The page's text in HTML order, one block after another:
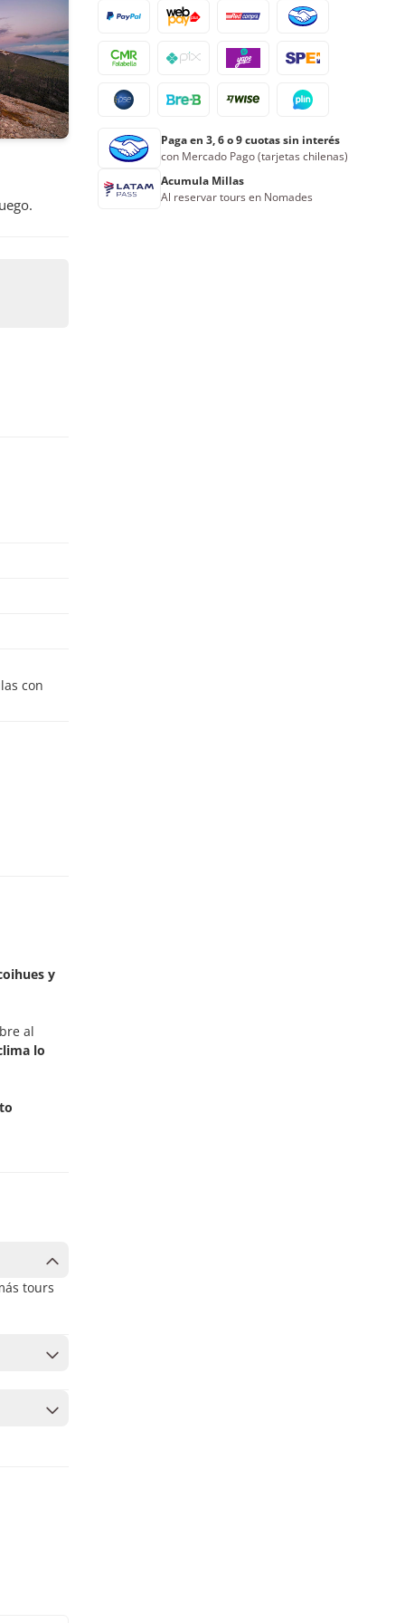
con
y
al
lo
tours
Paga en 3, 6 o 9 cuotas sin interés
con Mercado Pago (tarjetas chilenas)
Acumula Millas
Al reservar tours en Nomades
26 29
31 3 4 5